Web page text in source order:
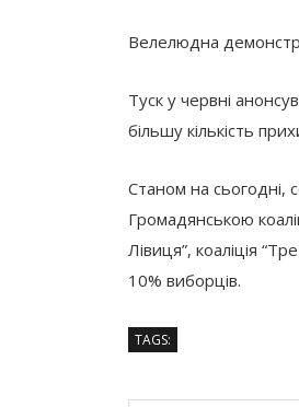
Велелюдна
Туск у червні
більшу кількість
Станом на сьогодні,
Громадянською
Лівиця”, коаліція
10% виборців.
TAGS: